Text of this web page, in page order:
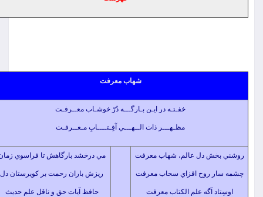
خفـتـه در ايـن بـارگـــه دُرّ خوشـاب معــرفـت
مظـهـــر ذات الــهـــي آفِـتــــابِ مـعــرفـت
دل عالم، شهاب معرفت
روح افزاي سحاب معرفت
آگه علم الكتاب معرفت
مي درخشد بارگاهش تا فراسوي زمان
ريزش باران رحمت بر كويرستان دل
حافظ آيات حق و ناقل علم حديث